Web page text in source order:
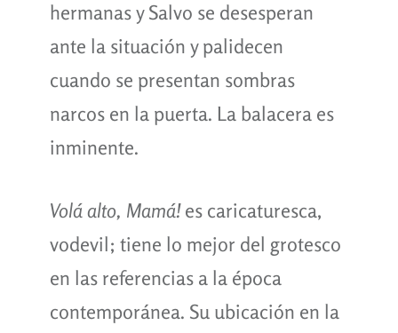
hermanas y Salvo se desesperan
ante la situación y palidecen
cuando se presentan sombras
narcos en la puerta. La balacera es
inminente.
Volá alto, Mamá!es caricaturesca,
vodevil; tiene lo mejor del grotesco
en las referencias a la época
contemporánea. Su ubicación en la